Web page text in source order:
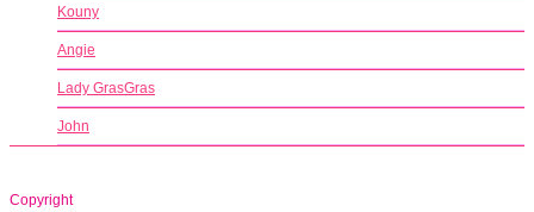
Kouny
Angie
Lady GrasGras
John
Copyright